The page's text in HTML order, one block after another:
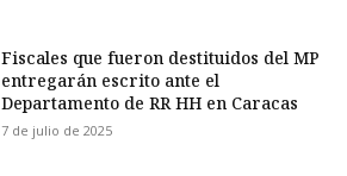
Fiscales que fueron destituidos del MP
entregarán escrito ante el
Departamento de RR HH en Caracas
7 de julio de 2025